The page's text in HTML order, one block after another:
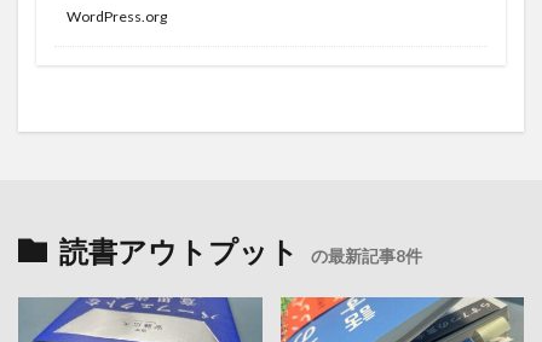
WordPress.org
読書アウトプット の最新記事8件